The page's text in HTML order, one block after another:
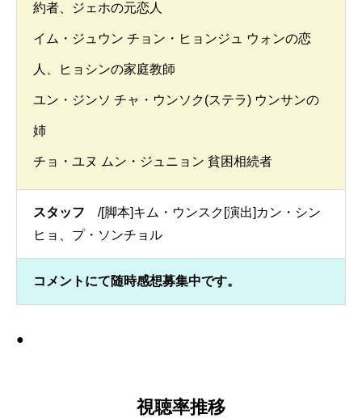
約者、ジェホの元恋人
イム・ジュウン チョン・ヒョンジュ ウォンの恋
人、ヒョシンの家庭教師
ユン・ジンソ チャ・ウンソク(ステラ) ウンサンの
姉
チョ・ユヌ ムン・ジュニョン 貧困相続者
スタッフ /[脚本]キム・ウンスク[演出]カン・シン
ヒョ、プ・ソンチョル
コメントにて随時感想募集中です。
●
視聴率推移